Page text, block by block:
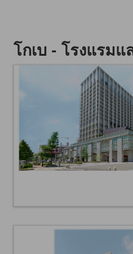
โกเบ - โรงแรมแ